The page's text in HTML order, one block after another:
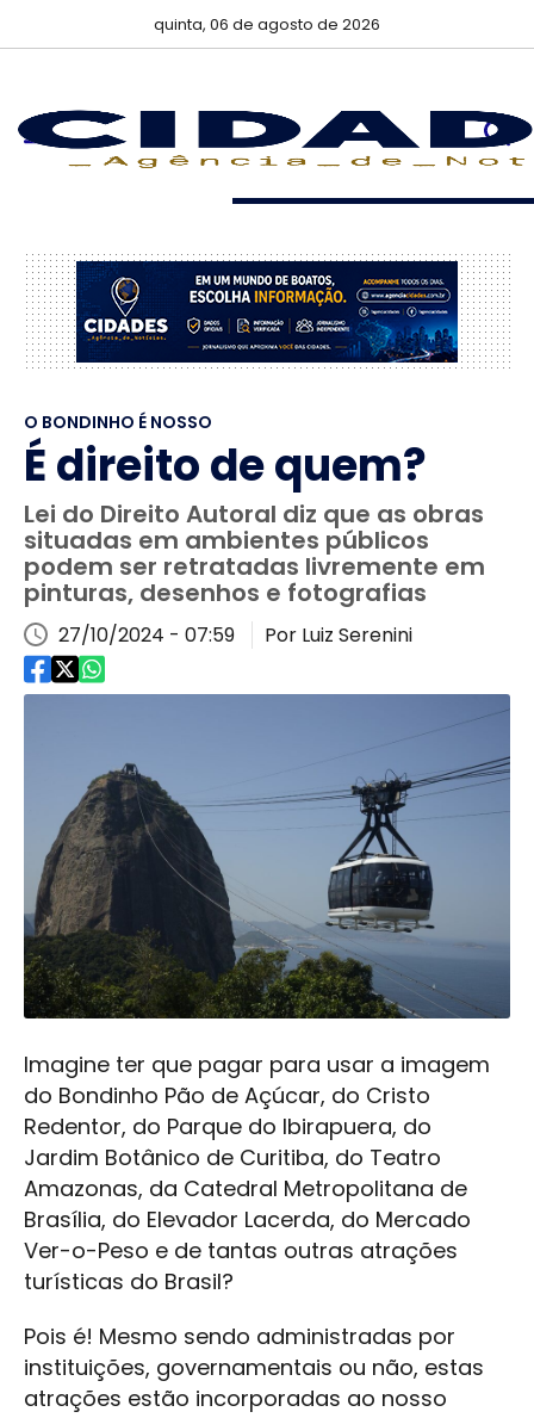
quinta, 06 de agosto de 2026
O BONDINHO É NOSSO
É direito de quem?
Lei do Direito Autoral diz que as obras
situadas em ambientes públicos
podem ser retratadas livremente em
pinturas, desenhos e fotografias
27/10/2024 - 07:59 Por Luiz Serenini
Imagine ter que pagar para usar a imagem
do Bondinho Pão de Açúcar, do Cristo
Redentor, do Parque do Ibirapuera, do
Jardim Botânico de Curitiba, do Teatro
Amazonas, da Catedral Metropolitana de
Brasília, do Elevador Lacerda, do Mercado
Ver-o-Peso e de tantas outras atrações
turísticas do Brasil?
Pois é! Mesmo sendo administradas por
instituições, governamentais ou não, estas
atrações estão incorporadas ao nosso